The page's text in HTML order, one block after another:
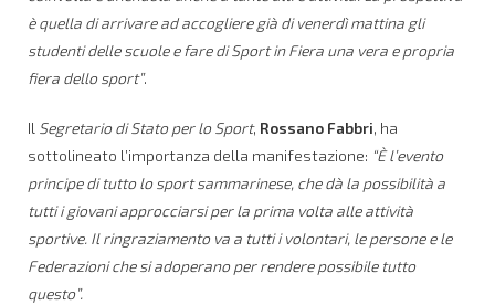
è quella di arrivare ad accogliere già di venerdì mattina gli
studenti delle scuole e fare di Sport in Fiera una vera e propria
fiera dello sport”.
Il Segretario di Stato per lo Sport, Rossano Fabbri, ha
sottolineato l’importanza della manifestazione: “È l’evento
principe di tutto lo sport sammarinese, che dà la possibilità a
tutti i giovani approcciarsi per la prima volta alle attività
sportive. Il ringraziamento va a tutti i volontari, le persone e le
Federazioni che si adoperano per rendere possibile tutto
questo”.